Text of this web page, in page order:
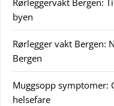
byen
Rørlegger vakt Bergen:
Bergen
Muggsopp symptomer:
helsefare